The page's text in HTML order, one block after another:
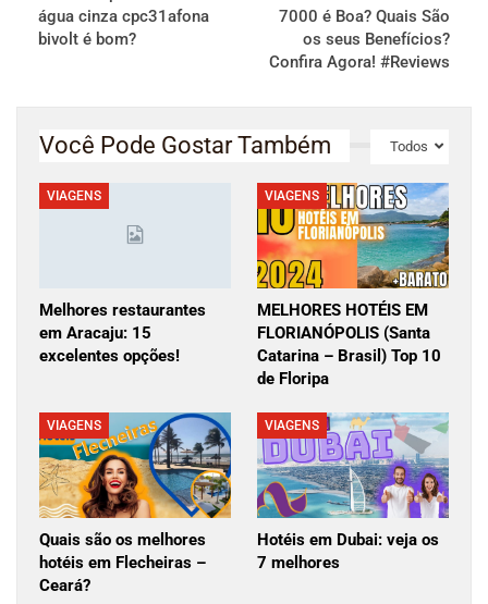
água cinza cpc31afona
bivolt é bom?
7000 é Boa? Quais São
os seus Benefícios?
Confira Agora! #Reviews
Todos
Você Pode Gostar Também
VIAGENS
Melhores restaurantes
em Aracaju: 15
excelentes opções!
VIAGENS
MELHORES HOTÉIS EM
FLORIANÓPOLIS (Santa
Catarina – Brasil) Top 10
de Floripa
VIAGENS
Quais são os melhores
hotéis em Flecheiras –
Ceará?
VIAGENS
Hotéis em Dubai: veja os
7 melhores